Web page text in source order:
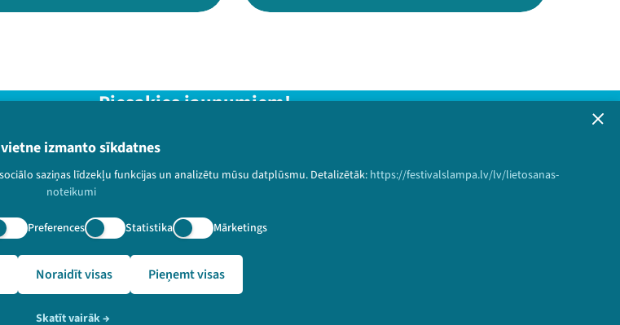
izmanto sīkdatnes
saziņas līdzekļu funkcijas un analizētu mūsu datplūsmu. Detalizētāk: https://festivalslampa.lv/lv/lietosanas-
noteikumi
Preferences Statistika Mārketings
Noraidīt visas Pieņemt visas
Skatīt vairāk→
Piesakies jaunumiem!
Nepalaid garām aktuālāko informāciju!
Pieteikties
2327?speaker=Hosams%20Abu%20Meri&speaker_id=1672